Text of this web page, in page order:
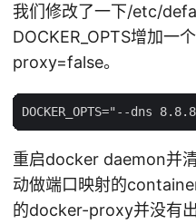
我们修改了一下/etc/
DOCKER_OPTS增加一
proxy=false。
重启docker daemon并
动做端口映射的
的docker-proxy并没有